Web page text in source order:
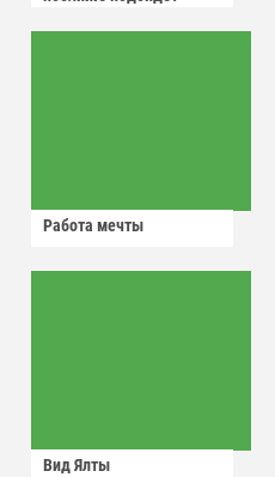
Работа мечты
Вид Ялты